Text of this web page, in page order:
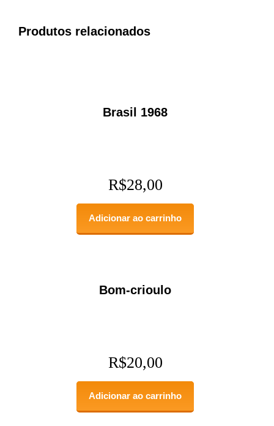
Produtos relacionados
Brasil 1968
R$28,00
Adicionar ao carrinho
Bom-crioulo
R$20,00
Adicionar ao carrinho